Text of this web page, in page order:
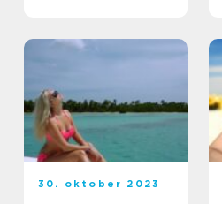
30. oktober 2023